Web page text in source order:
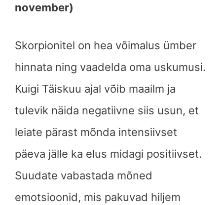
november)
Skorpionitel on hea võimalus ümber
hinnata ning vaadelda oma uskumusi.
Kuigi Täiskuu ajal võib maailm ja
tulevik näida negatiivne siis usun, et
leiate pärast mõnda intensiivset
päeva jälle ka elus midagi positiivset.
Suudate vabastada mõned
emotsioonid, mis pakuvad hiljem